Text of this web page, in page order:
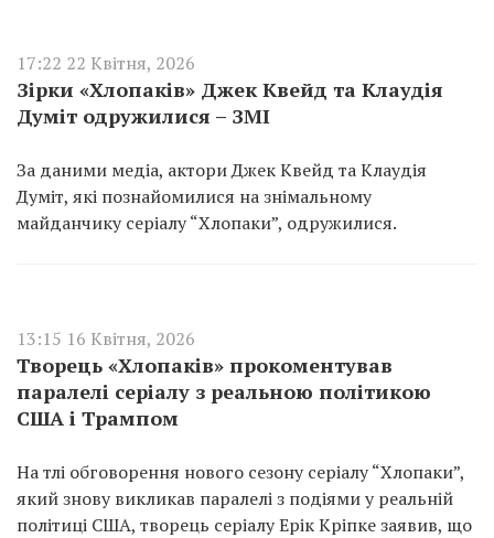
17:22 22 Квітня, 2026
Зірки «Хлопаків» Джек Квейд та Клаудія
Думіт одружилися – ЗМІ
За даними медіа, актори Джек Квейд та Клаудія
Думіт, які познайомилися на знімальному
майданчику серіалу “Хлопаки”, одружилися.
13:15 16 Квітня, 2026
Творець «Хлопаків» прокоментував
паралелі серіалу з реальною політикою
США і Трампом
На тлі обговорення нового сезону серіалу “Хлопаки”,
який знову викликав паралелі з подіями у реальній
політиці США, творець серіалу Ерік Кріпке заявив, що